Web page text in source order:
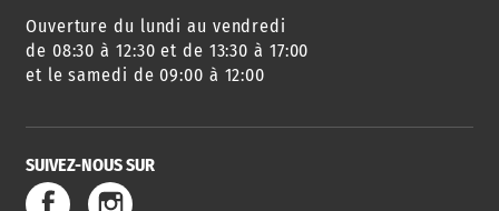
AGENDA
DES SORTIES
URBANISME
SERVICE
DE L'EAU
Ouverture du lundi au vendredi
de 08:30 à 12:30 et de 13:30 à 17:00
et le samedi de 09:00 à 12:00
SUIVEZ-NOUS SUR